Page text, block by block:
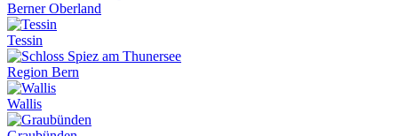
Berner Oberland
Tessin
Region Bern
Wallis